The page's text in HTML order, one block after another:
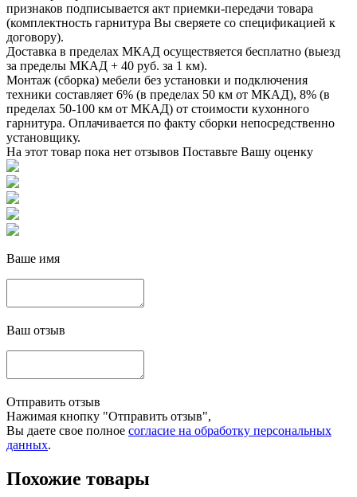
признаков подписывается акт приемки-передачи товара
(комплектность гарнитура Вы сверяете со спецификацией к
договору).
Доставка в пределах МКАД осуществяется бесплатно (выезд
за пределы МКАД + 40 руб. за 1 км).
Монтаж (сборка) мебели без установки и подключения
техники составляет 6% (в пределах 50 км от МКАД), 8% (в
пределах 50-100 км от МКАД) от стоимости кухонного
гарнитура. Оплачивается по факту сборки непосредственно
установщику.
На этот товар пока нет отзывов Поставьте Вашу оценку
Ваше имя
Ваш отзыв
Отправить отзыв
Нажимая кнопку "Отправить отзыв",
Вы даете свое полное согласие на обработку персональных
данных.
Похожие товары